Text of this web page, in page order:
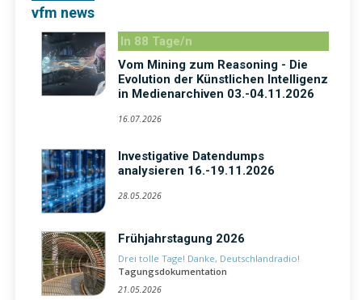
vfm news
In 88 Tage/n
Vom Mining zum Reasoning - Die
Evolution der Künstlichen Intelligenz
in Medienarchiven 03.-04.11.2026
16.07.2026
Investigative Datendumps
analysieren 16.-19.11.2026
28.05.2026
Frühjahrstagung 2026
Drei tolle Tage! Danke, Deutschlandradio!
Tagungsdokumentation
21.05.2026